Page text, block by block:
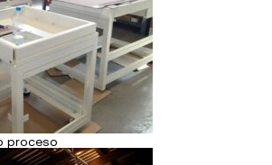
proceso